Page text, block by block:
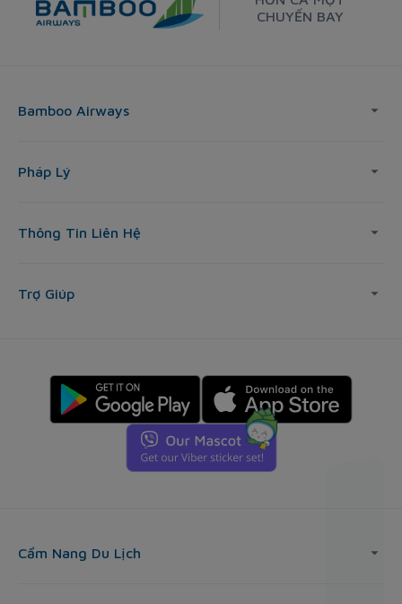
CHUYẾN BAY
Bamboo Airways
Pháp Lý
Thông Tin Liên Hệ
Trợ Giúp
Cẩm Nang Du Lịch